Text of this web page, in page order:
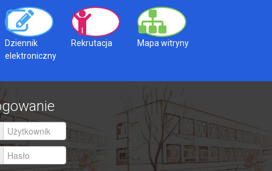
16 czerwca 2026
18 czerwca 2026
25 czerwca 2026
25 czerwca 2026
Dziennik
elektroniczny
Rekrutacja Mapa witryny